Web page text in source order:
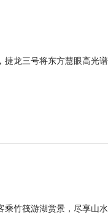
捷龙三号将东方慧眼高光
乘竹筏游湖赏景，尽享山